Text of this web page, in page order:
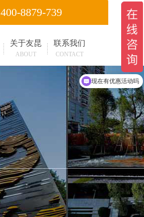
400-8879-739
关于友昆
ABOUT
联系我们
CONTACT
可以介绍下你们的产品么